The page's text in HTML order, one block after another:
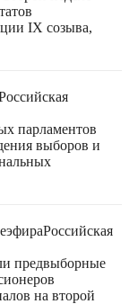
IX созыва,
парламентов
выборов и
Российская
предвыборные
на второй